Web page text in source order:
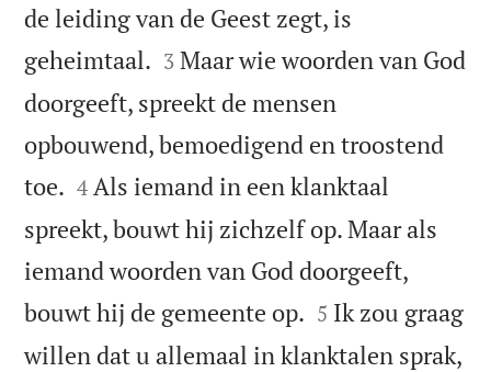
de leiding van de Geest zegt, is
geheimtaal. 

3 Maar wie woorden van God
doorgeeft, spreekt de mensen
opbouwend, bemoedigend en troostend
toe. 

4 Als iemand in een klanktaal
spreekt, bouwt hij zichzelf op. Maar als
iemand woorden van God doorgeeft,
bouwt hij de gemeente op. 

5 Ik zou graag
willen dat u allemaal in klanktalen sprak,